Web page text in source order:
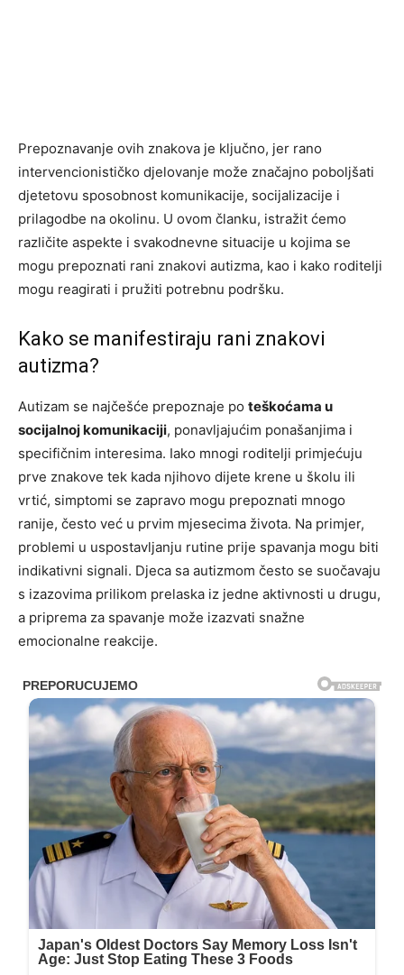
Prepoznavanje ovih znakova je ključno, jer rano
intervencionističko djelovanje može značajno poboljšati
djetetovu sposobnost komunikacije, socijalizacije i
prilagodbe na okolinu. U ovom članku, istražit ćemo
različite aspekte i svakodnevne situacije u kojima se
mogu prepoznati rani znakovi autizma, kao i kako roditelji
mogu reagirati i pružiti potrebnu podršku.
Kako se manifestiraju rani znakovi
autizma?
Autizam se najčešće prepoznaje po teškoćama u
socijalnoj komunikaciji, ponavljajućim ponašanjima i
specifičnim interesima. Iako mnogi roditelji primjećuju
prve znakove tek kada njihovo dijete krene u školu ili
vrtić, simptomi se zapravo mogu prepoznati mnogo
ranije, često već u prvim mjesecima života. Na primjer,
problemi u uspostavljanju rutine prije spavanja mogu biti
indikativni signali. Djeca sa autizmom često se suočavaju
s izazovima prilikom prelaska iz jedne aktivnosti u drugu,
a priprema za spavanje može izazvati snažne
emocionalne reakcije.